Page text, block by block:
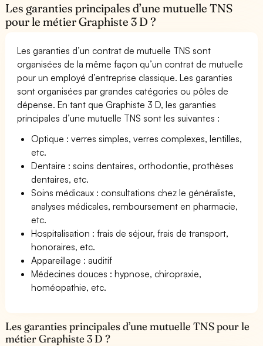
Les garanties principales d’une mutuelle TNS
pour le métier Graphiste 3 D ?
Les garanties d’un contrat de mutuelle TNS sont
organisées de la même façon qu’un contrat de mutuelle
pour un employé d’entreprise classique. Les garanties
sont organisées par grandes catégories ou pôles de
dépense. En tant que Graphiste 3 D, les garanties
principales d’une mutuelle TNS sont les suivantes :
Optique : verres simples, verres complexes, lentilles,
etc.
Dentaire : soins dentaires, orthodontie, prothèses
dentaires, etc.
Soins médicaux : consultations chez le généraliste,
analyses médicales, remboursement en pharmacie,
etc.
Hospitalisation : frais de séjour, frais de transport,
honoraires, etc.
Appareillage : auditif
Médecines douces : hypnose, chiropraxie,
homéopathie, etc.
Les garanties principales d’une mutuelle TNS pour le
métier Graphiste 3 D ?